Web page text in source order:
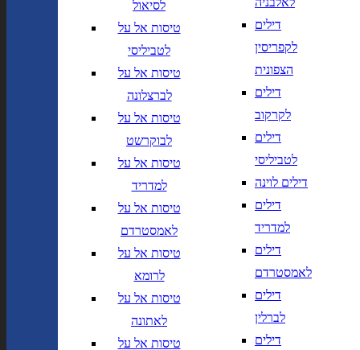
לסיאול
טיסות אל על
לטביליסי
טיסות אל על
לברצלונה
טיסות אל על
לבוקרשט
טיסות אל על
למדריד
טיסות אל על
לאמסטרדם
טיסות אל על
לרומא
טיסות אל על
לאתונה
טיסות אל על
דילים
לקפריסין
הצפונית
דילים
לקרקוב
דילים
לטביליסי
דילים לוינה
דילים
למדריד
דילים
לאמסטרדם
דילים
לברלין
דילים
שנה בשתי ספרות
לוודא בחירת יעד לפני בחירת
תאריך,
DD/MM/YY
ספרות קו נטוי חודש בשתי ספרות
קו נטוי שנה בשתי ספרות
נחיתה ב
נחיתה ב
חפש